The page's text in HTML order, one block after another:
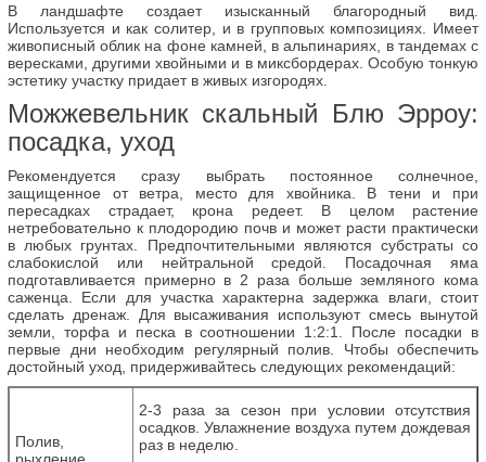
В ландшафте создает изысканный благородный вид.
Используется и как солитер, и в групповых композициях. Имеет
живописный облик на фоне камней, в альпинариях, в тандемах с
вересками, другими хвойными и в миксбордерах. Особую тонкую
эстетику участку придает в живых изгородях.
Можжевельник скальный Блю Эрроу:
посадка, уход
Рекомендуется сразу выбрать постоянное солнечное,
защищенное от ветра, место для хвойника. В тени и при
пересадках страдает, крона редеет. В целом растение
нетребовательно к плодородию почв и может расти практически
в любых грунтах. Предпочтительными являются субстраты со
слабокислой или нейтральной средой. Посадочная яма
подготавливается примерно в 2 раза больше земляного кома
саженца. Если для участка характерна задержка влаги, стоит
сделать дренаж. Для высаживания используют смесь вынутой
земли, торфа и песка в соотношении 1:2:1. После посадки в
первые дни необходим регулярный полив. Чтобы обеспечить
достойный уход, придерживайтесь следующих рекомендаций:
Полив,
рыхление
2-3 раза за сезон при условии отсутствия
осадков. Увлажнение воздуха путем дождевая
раз в неделю.